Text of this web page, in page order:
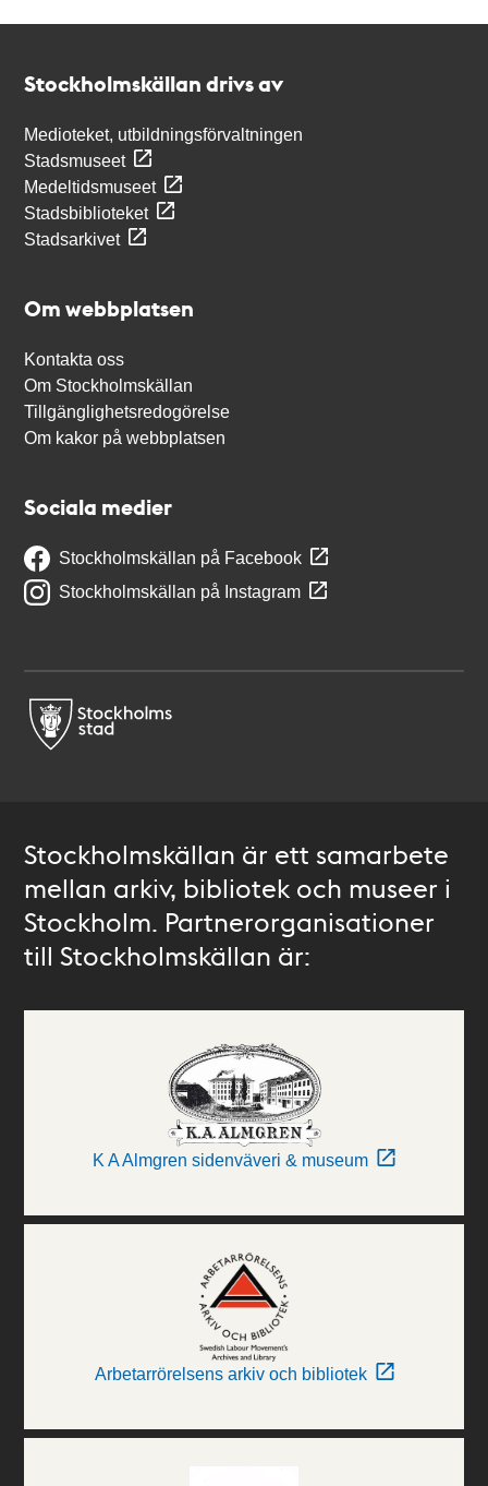
Stockholmskällan drivs av
Medioteket, utbildningsförvaltningen
Stadsmuseet
Medeltidsmuseet
Stadsbiblioteket
Stadsarkivet
Om webbplatsen
Kontakta oss
Om Stockholmskällan
Tillgänglighetsredogörelse
Om kakor på webbplatsen
Sociala medier
Stockholmskällan på Facebook
Stockholmskällan på Instagram
Stockholmskällan är ett samarbete
mellan arkiv, bibliotek och museer i
Stockholm. Partnerorganisationer
till Stockholmskällan är:
K A Almgren sidenväveri & museum
Arbetarrörelsens arkiv och bibliotek